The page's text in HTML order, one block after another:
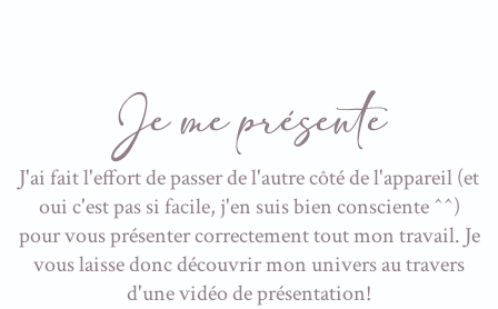
Je me présente
J'ai fait l'effort de passer de l'autre côté de l'appareil (et
oui c'est pas si facile, j'en suis bien consciente ^^)
pour vous présenter correctement tout mon travail. Je
vous laisse donc découvrir mon univers au travers
d'une vidéo de présentation!